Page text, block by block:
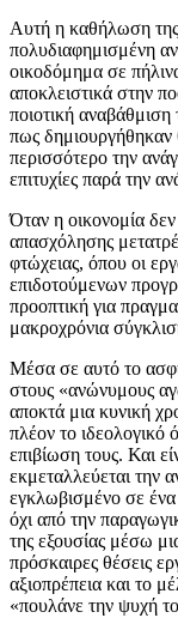
Αυτή η καθήλωση της
πολυδιαφημισμένη
οικοδόμημα σε
αποκλειστικά στην
ποιοτική αναβάθμιση
πως δημιουργήθηκαν
περισσότερο την
επιτυχίες παρά την
Όταν η οικονομία
απασχόλησης
φτώχειας, όπου οι
επιδοτούμενων
προοπτική για
μακροχρόνια
Μέσα σε αυτό το
στους «ανώνυμους
αποκτά μια κυνική
πλέον το
επιβίωση τους. Και
εκμεταλλεύεται την
εγκλωβισμένο σε ένα
όχι από την
της εξουσίας μέσω
πρόσκαιρες θέσεις
αξιοπρέπεια και το
«πουλάνε την ψυχή